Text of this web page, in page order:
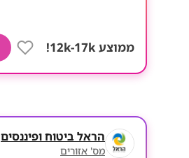
ממוצע 12k-17k!
הראל ביטוח ופיננסים
מס' אזורים